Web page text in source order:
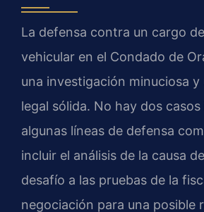
La defensa contra un cargo
vehicular en el Condado de
una investigación minuciosa
legal sólida. No hay dos casos
algunas líneas de defensa
incluir el análisis de la causa
desafío a las pruebas de la
negociación para una posible